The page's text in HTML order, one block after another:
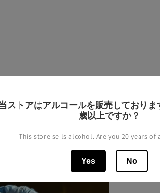
ストアはアルコールを販売しておりま
歳以上ですか？
This store sells alcohol. Are you 20 years of
Yes No